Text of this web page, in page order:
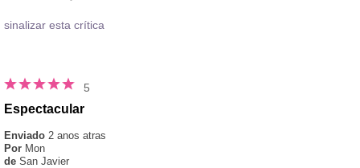
sinalizar esta crítica
5
Espectacular
Enviado 2 anos atras
Por Mon
de San Javier